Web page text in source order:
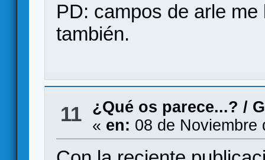
PD: campos de arle
también.
11 ¿Qué os parece...? /
« en: 08 de